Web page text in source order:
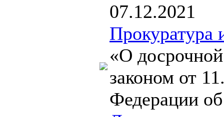
07.12.2021
Прокуратура
«О
законом от
Федерации